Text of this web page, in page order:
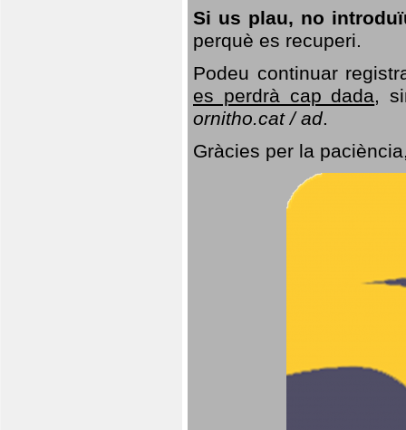
Si us plau, no
perquè es recuperi.
Podeu continuar
es perdrà cap dada,
ornitho.cat / ad.
Gràcies per la